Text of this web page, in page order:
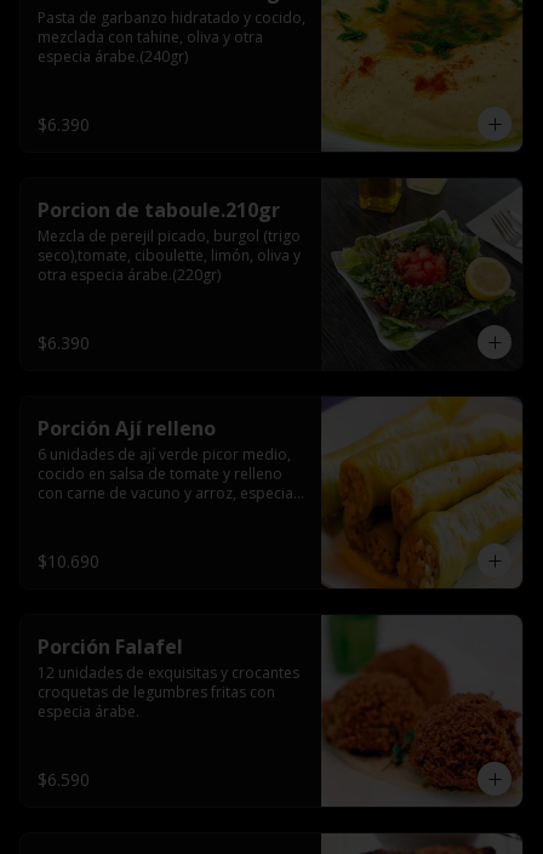
Pasta de garbanzo hidratado y cocido,
mezclada con tahine, oliva y otra
especia árabe.(240gr)
$6.390
Porcion de taboule.210gr
Mezcla de perejil picado, burgol (trigo
seco),tomate, ciboulette, limón, oliva y
otra especia árabe.(220gr)
$6.390
Porción Ají relleno
6 unidades de ají verde picor medio,
cocido en salsa de tomate y relleno
con carne de vacuno y arroz, especia
$10.690
Porción Falafel
12 unidades de exquisitas y crocantes
croquetas de legumbres fritas con
especia árabe.
$6.590